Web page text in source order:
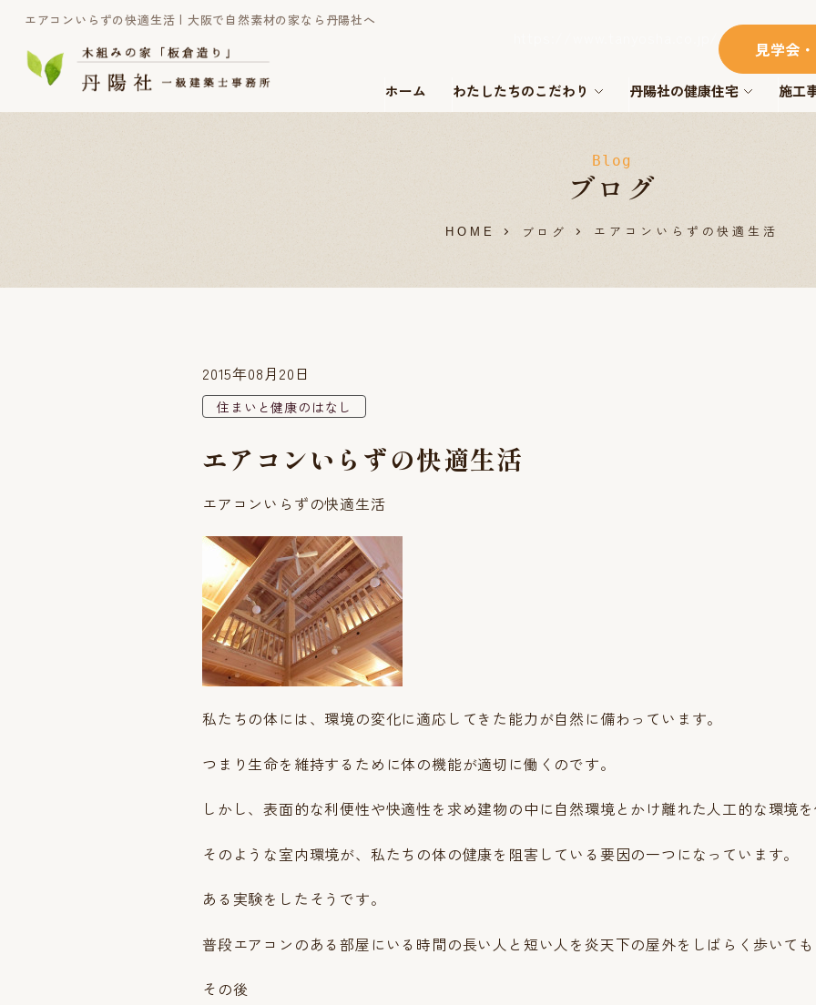
エアコンいらずの快適生活 | 大阪で自然素材の家なら丹陽社へ
見学会
ホーム わたしたちのこだわり 丹陽社の健康住宅 施工
Blog
ブログ
HOME ブログ エアコンいらずの快適生活
2015年08月20日
住まいと健康のはなし
エアコンいらずの快適生活
エアコンいらずの快適生活
私たちの体には、環境の変化に適応してきた能力が自然に備わっています。
つまり生命を維持するために体の機能が適切に働くのです。
しかし、表面的な利便性や快適性を求め建物の中に自然環境とかけ離れた人工的な環境を
そのような室内環境が、私たちの体の健康を阻害している要因の一つになっています。
ある実験をしたそうです。
普段エアコンのある部屋にいる時間の長い人と短い人を炎天下の屋外をしばらく歩いても
その後